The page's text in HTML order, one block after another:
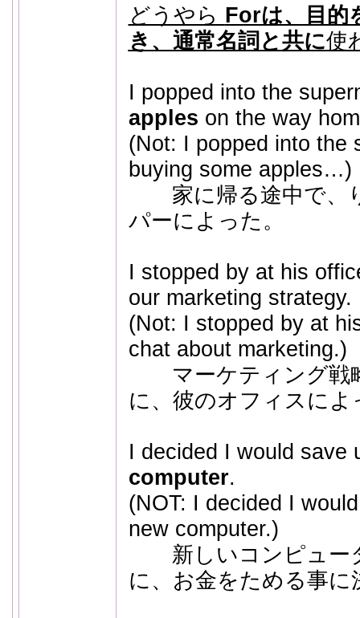
どうやら Forは、目的
き、通常名詞と共に使
I popped into the
apples on the way
(Not: I popped into the
buying some apples…)
家に帰る途中で、
パーによった。
I stopped by at his
our marketing strategy.
(Not: I stopped by at
chat about marketing.)
マーケティング戦
に、彼のオフィスによ
I decided I would save
computer.
(NOT: I decided I
new computer.)
新しいコンピュー
に、お金をためる事に